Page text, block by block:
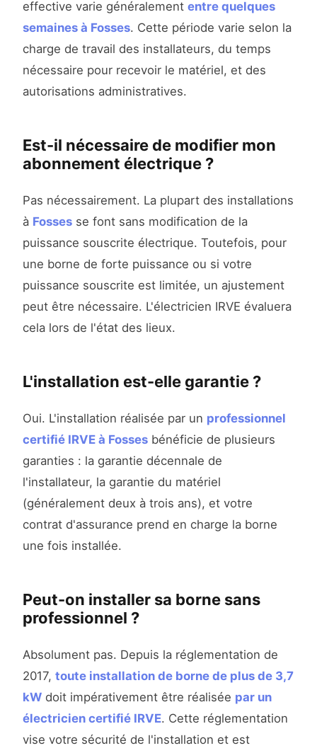
effective varie généralement entre quelques
semaines à Fosses. Cette période varie selon la
charge de travail des installateurs, du temps
nécessaire pour recevoir le matériel, et des
autorisations administratives.
Est-il nécessaire de modifier mon
abonnement électrique ?
Pas nécessairement. La plupart des installations
à Fosses se font sans modification de la
puissance souscrite électrique. Toutefois, pour
une borne de forte puissance ou si votre
puissance souscrite est limitée, un ajustement
peut être nécessaire. L'électricien IRVE évaluera
cela lors de l'état des lieux.
L'installation est-elle garantie ?
Oui. L'installation réalisée par un professionnel
certifié IRVE à Fosses bénéficie de plusieurs
garanties : la garantie décennale de
l'installateur, la garantie du matériel
(généralement deux à trois ans), et votre
contrat d'assurance prend en charge la borne
une fois installée.
Peut-on installer sa borne sans
professionnel ?
Absolument pas. Depuis la réglementation de
2017, toute installation de borne de plus de 3,7
kW doit impérativement être réalisée par un
électricien certifié IRVE. Cette réglementation
vise votre sécurité de l'installation et est